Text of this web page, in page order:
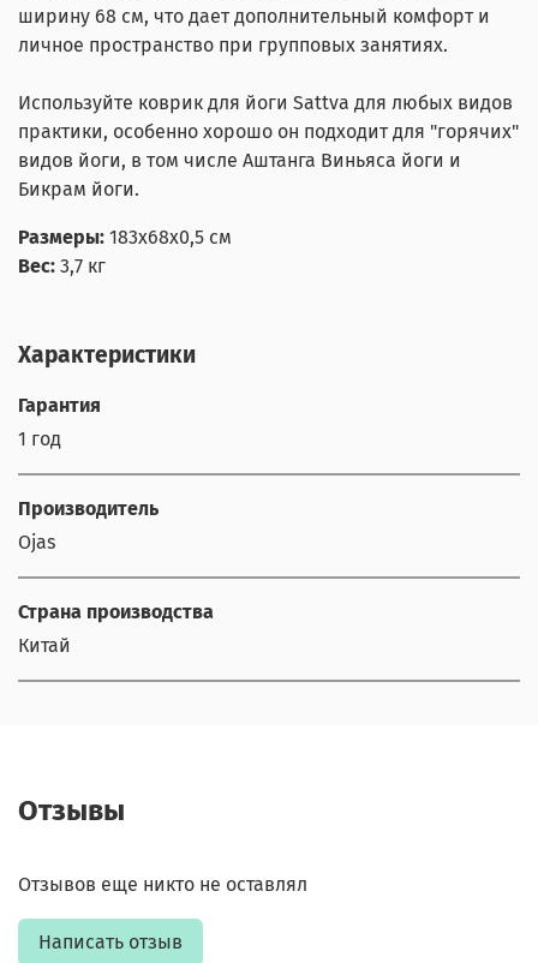
ширину 68 см, что дает дополнительный комфорт и
личное пространство при групповых занятиях.
Используйте коврик для йоги Sattva для любых видов
практики, особенно хорошо он подходит для "горячих"
видов йоги, в том числе Аштанга Виньяса йоги и
Бикрам йоги.
Размеры: 183x68x0,5 см
Вес: 3,7 кг
Характеристики
Гарантия
1 год
Производитель
Ojas
Страна производства
Китай
Отзывы
Отзывов еще никто не оставлял
Написать отзыв